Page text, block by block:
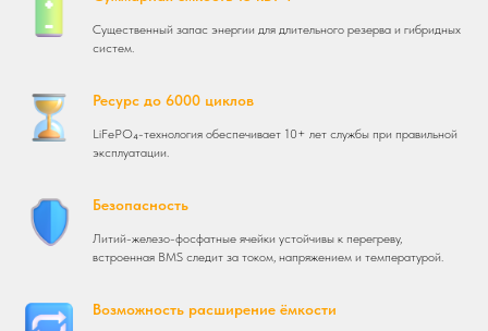
Существенный запас энергии для длительного резерва и гибридных
систем.
Ресурс до 6000 циклов
LiFePO₄-технология обеспечивает 10+ лет службы при правильной
эксплуатации.
Безопасность
Литий-железо-фосфатные ячейки устойчивы к перегреву,
встроенная BMS следит за током, напряжением и температурой.
Возможность расширение ёмкости